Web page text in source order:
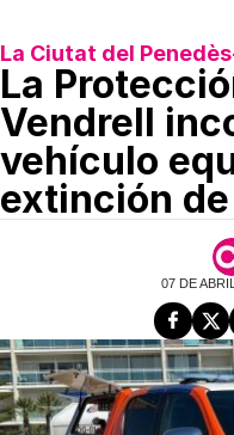
La Ciutat del
La
Vendrell
vehículo
extinción
07 DE